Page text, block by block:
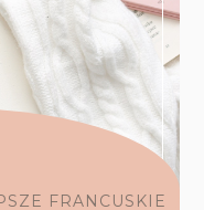
FRANCUSKIE